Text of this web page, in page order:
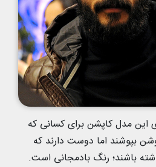
این مدل کاپشن برای کسانی که
بپوشند اما دوست دارند که
باشند؛ رنگ بادمجانی است.